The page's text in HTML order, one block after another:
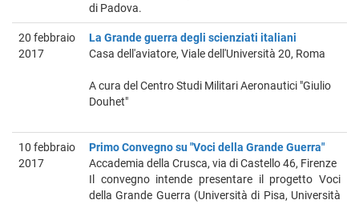
di Padova.
20 febbraio
2017
La Grande guerra degli scienziati italiani
Casa dell'aviatore, Viale dell'Università 20, Roma
A cura del Centro Studi Militari Aeronautici "Giulio
Douhet"
10 febbraio
2017
Primo Convegno su "Voci della Grande Guerra"
Accademia della Crusca, via di Castello 46, Firenze
Il convegno intende presentare il progetto Voci
della Grande Guerra (Università di Pisa, Università